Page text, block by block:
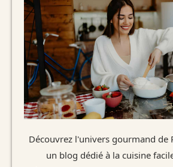
Découvrez l'univers gourmand de
un blog dédié à la cuisine